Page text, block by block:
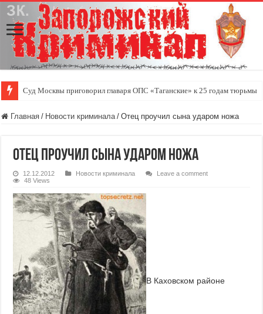
Суд Москвы приговорил главаря ОПС «Таганские» к 25 годам тюрьмы
Главная / Новости криминала / Отец проучил сына ударом ножа
Отец проучил сына ударом ножа
12.12.2012 Новости криминала
Leave a comment
48 Views
В Каховском районе